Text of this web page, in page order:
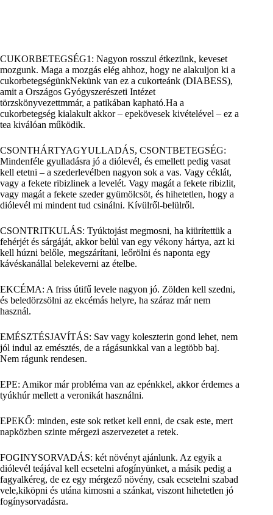
CUKORBETEGSÉG1: Nagyon rosszul étkezünk, keveset
mozgunk. Maga a mozgás elég ahhoz, hogy ne alakuljon ki a
cukorbetegségünkNekünk van ez a cukorteánk (DIABESS),
amit a Országos Gyógyszerészeti Intézet
törzskönyvezettmmár, a patikában kapható.Ha a
cukorbetegség kialakult akkor – epekövesek kivételével – ez a
tea kiválóan működik.
CSONTHÁRTYAGYULLADÁS, CSONTBETEGSÉG:
Mindenféle gyulladásra jó a diólevél, és emellett pedig vasat
kell etetni – a szederlevélben nagyon sok a vas. Vagy céklát,
vagy a fekete ribizlinek a levelét. Vagy magát a fekete ribizlit,
vagy magát a fekete szeder gyümölcsöt, és hihetetlen, hogy a
diólevél mi mindent tud csinálni. Kívülről-belülről.
CSONTRITKULÁS: Tyúktojást megmosni, ha kiürítettük a
fehérjét és sárgáját, akkor belül van egy vékony hártya, azt ki
kell húzni belőle, megszárítani, leőrölni és naponta egy
kávéskanállal belekeverni az ételbe.
EKCÉMA: A friss útifű levele nagyon jó. Zölden kell szedni,
és beledörzsölni az ekcémás helyre, ha száraz már nem
használ.
EMÉSZTÉSJAVÍTÁS: Sav vagy koleszterin gond lehet, nem
jól indul az emésztés, de a rágásunkkal van a legtöbb baj.
Nem rágunk rendesen.
EPE: Amikor már probléma van az epénkkel, akkor érdemes a
tyúkhúr mellett a veronikát használni.
EPEKŐ: minden, este sok retket kell enni, de csak este, mert
napközben szinte mérgezi aszervezetet a retek.
FOGINYSORVADÁS: két növényt ajánlunk. Az egyik a
diólevél teájával kell ecsetelni afogínyünket, a másik pedig a
fagyalkéreg, de ez egy mérgező növény, csak ecsetelni szabad
vele,kiköpni és utána kimosni a szánkat, viszont hihetetlen jó
fogínysorvadásra.